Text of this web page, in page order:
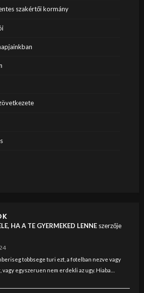
szakértői kormány
HA A TE GYERMEKED LENNEszerzője
tobbsege turi ezt, a fotelban nezve vagy
vagy egyszeruen nem erdekli az ugy. Hiaba…